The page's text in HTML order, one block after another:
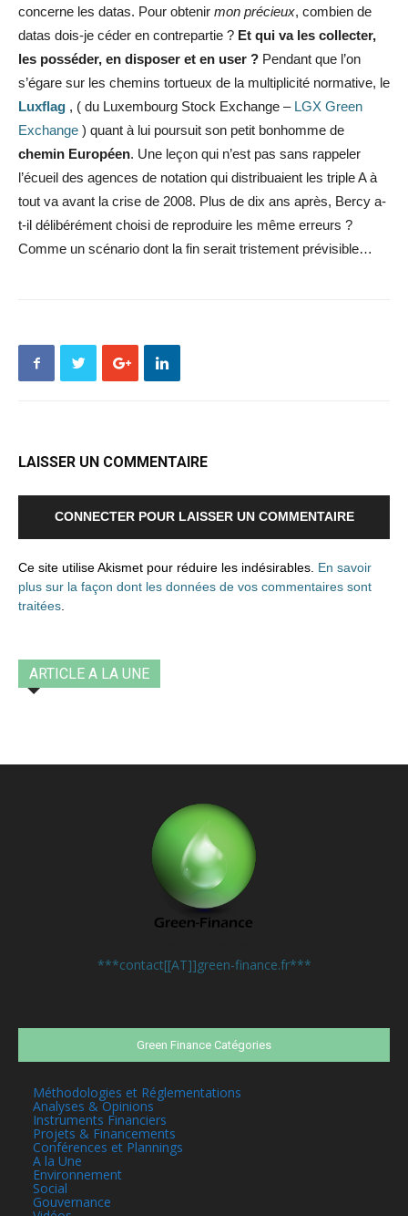
concerne les datas. Pour obtenir mon précieux, combien de
datas dois-je céder en contrepartie ? Et qui va les collecter,
les posséder, en disposer et en user ? Pendant que l’on
s’égare sur les chemins tortueux de la multiplicité normative, le
Luxflag , ( du Luxembourg Stock Exchange – LGX Green
Exchange ) quant à lui poursuit son petit bonhomme de
chemin Européen. Une leçon qui n’est pas sans rappeler
l’écueil des agences de notation qui distribuaient les triple A à
tout va avant la crise de 2008. Plus de dix ans après, Bercy a-
t-il délibérément choisi de reproduire les même erreurs ?
Comme un scénario dont la fin serait tristement prévisible…
LAISSER UN COMMENTAIRE
CONNECTER POUR LAISSER UN COMMENTAIRE
Ce site utilise Akismet pour réduire les indésirables. En savoir
plus sur la façon dont les données de vos commentaires sont
traitées
ARTICLE A LA UNE
***contact[[AT]]green-finance.fr***
Green Finance Catégories
Méthodologies et Réglementations
Analyses & Opinions
Instruments Financiers
Projets & Financements
Conférences et Plannings
A la Une
Environnement
Social
Gouvernance